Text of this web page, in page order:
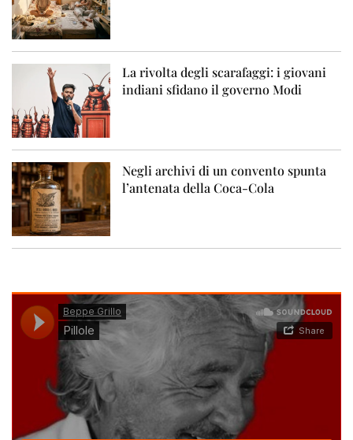
La rivolta degli scarafaggi: i giovani
indiani sfidano il governo Modi
Negli archivi di un convento spunta
l’antenata della Coca-Cola